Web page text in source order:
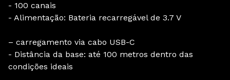
- 100 canais
- Alimentação: Bateria recarregável de 3.7 V
– carregamento via cabo USB-C
- Distância da base: até 100 metros dentro das
condições ideais